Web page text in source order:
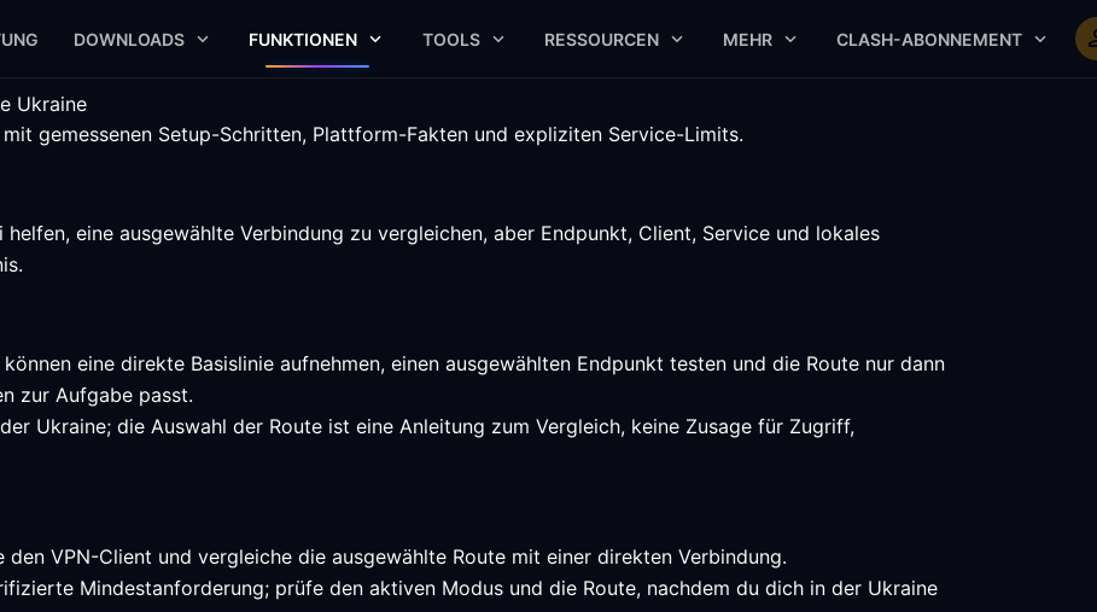
DOWNLOADS FUNKTIONEN TOOLS RESSOURCEN MEHR CLASH-ABONNEMENT
Ukraine
gemessenen Setup-Schritten, Plattform-Fakten und expliziten Service-Limits.
eine ausgewählte Verbindung zu vergleichen, aber Endpunkt, Client, Service und lokales
eine direkte Basislinie aufnehmen, einen ausgewählten Endpunkt testen und die Route nur dann
zur Aufgabe passt.
Ukraine; die Auswahl der Route ist eine Anleitung zum Vergleich, keine Zusage für Zugriff,
VPN-Client und vergleiche die ausgewählte Route mit einer direkten Verbindung.
Mindestanforderung; prüfe den aktiven Modus und die Route, nachdem du dich in der Ukraine